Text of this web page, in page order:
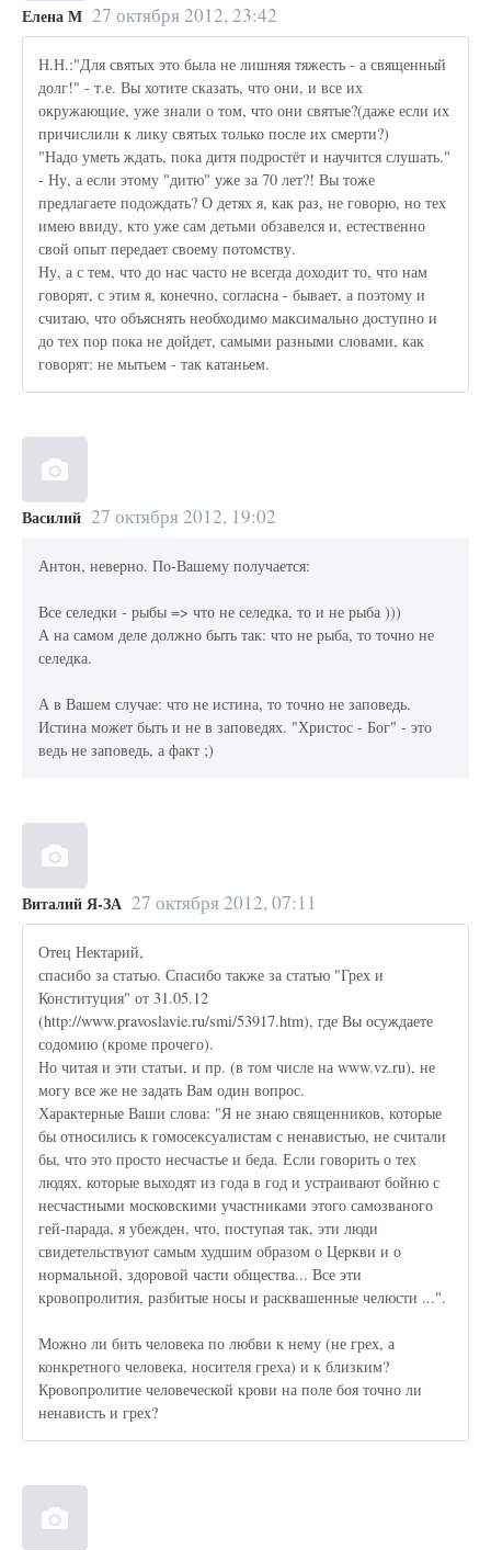
Елена М 27 октября 2012, 23:42
Н.Н.:"Для святых это была не лишняя тяжесть - а священный
долг!" - т.е. Вы хотите сказать, что они, и все их
окружающие, уже знали о том, что они святые?(даже если их
причислили к лику святых только после их смерти?)
"Надо уметь ждать, пока дитя подростёт и научится слушать."
- Ну, а если этому "дитю" уже за 70 лет?! Вы тоже
предлагаете подождать? О детях я, как раз, не говорю, но тех
имею ввиду, кто уже сам детьми обзавелся и, естественно
свой опыт передает своему потомству.
Ну, а с тем, что до нас часто не всегда доходит то, что нам
говорят, с этим я, конечно, согласна - бывает, а поэтому и
считаю, что объяснять необходимо максимально доступно и
до тех пор пока не дойдет, самыми разными словами, как
говорят: не мытьем - так катаньем.
Василий 27 октября 2012, 19:02
Антон, неверно. По-Вашему получается:
Все селедки - рыбы => что не селедка, то и не рыба )))
А на самом деле должно быть так: что не рыба, то точно не
селедка.
А в Вашем случае: что не истина, то точно не заповедь.
Истина может быть и не в заповедях. "Христос - Бог" - это
ведь не заповедь, а факт ;)
Виталий Я-ЗА 27 октября 2012, 07:11
Отец Нектарий,
спасибо за статью. Спасибо также за статью "Грех и
Конституция" от 31.05.12
(http://www.pravoslavie.ru/smi/53917.htm), где Вы осуждаете
содомию (кроме прочего).
Но читая и эти статьи, и пр. (в том числе на www.vz.ru), не
могу все же не задать Вам один вопрос.
Характерные Ваши слова: "Я не знаю священников, которые
бы относились к гомосексуалистам с ненавистью, не считали
бы, что это просто несчастье и беда. Если говорить о тех
людях, которые выходят из года в год и устраивают бойню с
несчастными московскими участниками этого самозваного
гей-парада, я убежден, что, поступая так, эти люди
свидетельствуют самым худшим образом о Церкви и о
нормальной, здоровой части общества... Все эти
кровопролития, разбитые носы и расквашенные челюсти ...".
Можно ли бить человека по любви к нему (не грех, а
конкретного человека, носителя греха) и к близким?
Кровопролитие человеческой крови на поле боя точно ли
ненависть и грех?